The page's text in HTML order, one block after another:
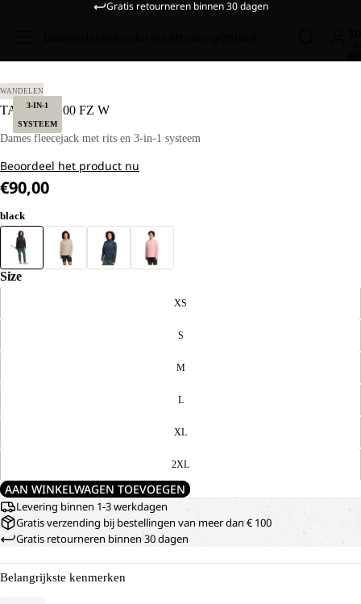
Gratis retourneren binnen 30 dagen
3-IN-1
SYSTEEM
M
WANDELEN
TAUNUS 200 FZ W
Dames fleecejack met rits en 3-in-1 systeem
Beoordeel het product nu
€90,00
black
Size
XS
S
M
L
XL
2XL
AAN WINKELWAGEN TOEVOEGEN
Levering binnen 1-3 werkdagen
Gratis verzending bij bestellingen van meer dan € 100
Gratis retourneren binnen 30 dagen
Belangrijkste kenmerken